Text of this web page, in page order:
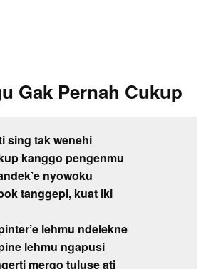
Gak Pernah Cukup
sing tak wenehi
kanggo pengenmu
nyowoku
tanggepi, kuat iki
lehmu ndelekne
lehmu ngapusi
mergo tuluse ati